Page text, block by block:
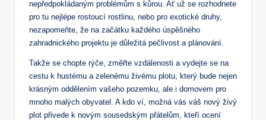
nepředpokládaným problémům s kůrou. Ať už se rozhodnete
pro tu nejlépe rostoucí rostlinu, nebo pro exotické druhy,
nezapomeňte, že na začátku každého úspěšného
zahradnického projektu je důležitá pečlivost a plánování.
Takže se chopte rýče, změřte vzdálenosti a vydejte se na
cestu k hustému a zelenému živému plotu, který bude nejen
krásným oddělením vašeho pozemku, ale i domovem pro
mnoho malých obyvatel. A kdo ví, možná vás váš nový živý
plot přivede k novým sousedským přátelům, kteří ocení